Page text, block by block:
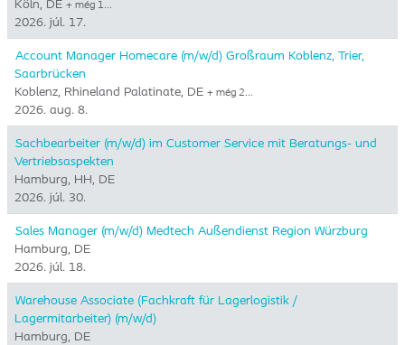
Köln, DE + még 1…
2026. júl. 17.
Account Manager Homecare (m/w/d) Großraum Koblenz, Trier,
Saarbrücken
Koblenz, Rhineland Palatinate, DE + még 2…
2026. aug. 8.
Sachbearbeiter (m/w/d) im Customer Service mit Beratungs- und
Vertriebsaspekten
Hamburg, HH, DE
2026. júl. 30.
Sales Manager (m/w/d) Medtech Außendienst Region Würzburg
Hamburg, DE
2026. júl. 18.
Warehouse Associate (Fachkraft für Lagerlogistik /
Lagermitarbeiter) (m/w/d)
Hamburg, DE